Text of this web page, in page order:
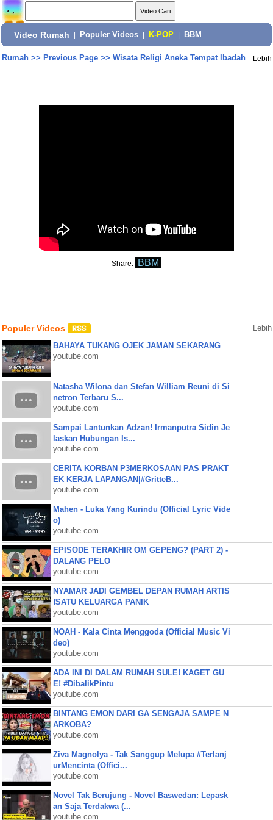
Video Rumah Populer Videos K-POP BBM
Rumah>> Previous Page>> Wisata Religi Aneka Tempat Ibadah Lebih
Share: BBM
Populer Videos Lebih
BAHAYA TUKANG OJEK JAMAN SEKARANG
youtube.com
Natasha Wilona dan Stefan William Reuni di Si
netron Terbaru S...
youtube.com
Sampai Lantunkan Adzan! Irmanputra Sidin Je
laskan Hubungan Is...
youtube.com
CERITA KORBAN P3MERKOSAAN PAS PRAKT
EK KERJA LAPANGAN|#GritteB...
youtube.com
Mahen - Luka Yang Kurindu (Official Lyric Vide
o)
youtube.com
EPISODE TERAKHIR OM GEPENG? (PART 2) -
DALANG PELO
youtube.com
NYAMAR JADI GEMBEL DEPAN RUMAH ARTIS
❗SATU KELUARGA PANIK
youtube.com
NOAH - Kala Cinta Menggoda (Official Music Vi
deo)
youtube.com
ADA INI DI DALAM RUMAH SULE! KAGET GU
E! #DibalikPintu
youtube.com
BINTANG EMON DARI GA SENGAJA SAMPE N
ARKOBA?
youtube.com
Ziva Magnolya - Tak Sanggup Melupa #Terlanj
urMencinta (Offici...
youtube.com
Novel Tak Berujung - Novel Baswedan: Lepask
an Saja Terdakwa (...
youtube.com